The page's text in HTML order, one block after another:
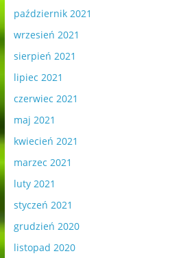
październik 2021
wrzesień 2021
sierpień 2021
lipiec 2021
czerwiec 2021
maj 2021
kwiecień 2021
marzec 2021
luty 2021
styczeń 2021
grudzień 2020
listopad 2020